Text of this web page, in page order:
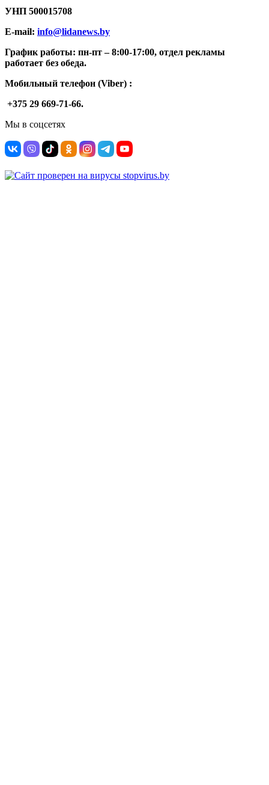
УНП 500015708
E-mail: info@lidanews.by
График работы: пн-пт –8:00-17:00, отдел рекламы
работает без обеда.
Мобильный телефон (Viber) :
+375 29 669-71-66.
Мы в соцсетях